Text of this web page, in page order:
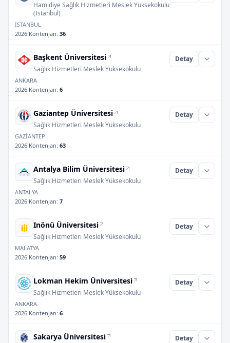
Hamidiye Sağlık Hizmetleri Meslek Yüksekokulu
(İstanbul)
İSTANBUL
2026 Kontenjan: 36
Başkent Üniversitesi
Sağlık Hizmetleri Meslek Yüksekokulu
Detay
ANKARA
2026 Kontenjan: 6
Gaziantep Üniversitesi
Sağlık Hizmetleri Meslek Yüksekokulu
Detay
GAZİANTEP
2026 Kontenjan: 63
Antalya Bilim Üniversitesi
Sağlık Hizmetleri Meslek Yüksekokulu
Detay
ANTALYA
2026 Kontenjan: 7
Inönü Üniversitesi
Sağlık Hizmetleri Meslek Yüksekokulu
Detay
MALATYA
2026 Kontenjan: 59
Lokman Hekim Üniversitesi
Sağlık Hizmetleri Meslek Yüksekokulu
Detay
ANKARA
2026 Kontenjan: 6
Sakarya Üniversitesi Detay